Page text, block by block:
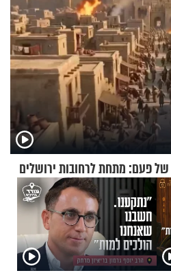
פעם: מתחת לרחובות ירושלים